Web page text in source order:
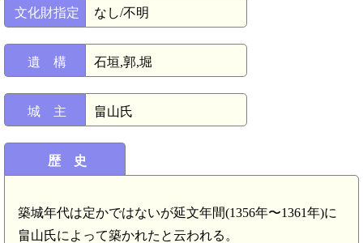
文化財指定 なし/不明
遺 構 石垣,郭,堀
城 主 畠山氏
歴 史
築城年代は定かではないが延文年間(1356年〜1361年)に
畠山氏によって築かれたと云われる。